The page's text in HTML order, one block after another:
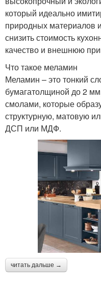
который идеально
природных материалов
снизить стоимость
качество и внешнюю
Что такое меламин
Меламин – это тонкий
бумагатолщиной до 2
смолами, которые
структурную, матовую
ДСП или МДФ.
читать дальше →